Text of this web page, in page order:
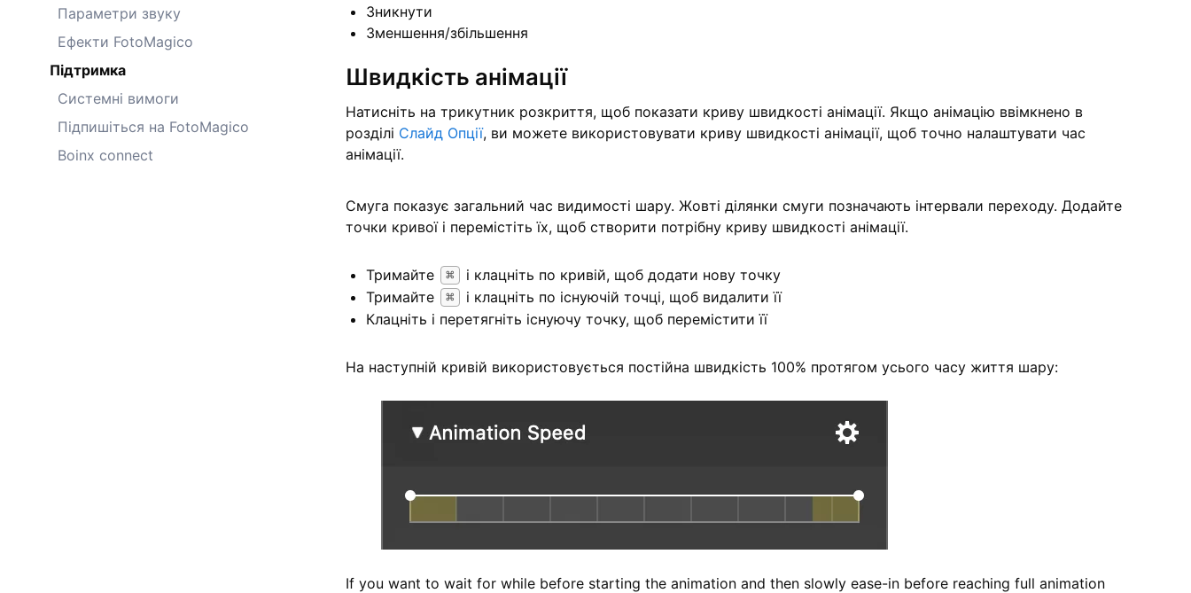
Параметри звуку
Ефекти FotoMagico
Підтримка
Системні вимоги
Підпишіться на FotoMagico
Boinx connect
Зникнути
Зменшення/збільшення
Швидкість анімації
Натисніть на трикутник розкриття, щоб показати криву швидкості анімації. Якщо анімацію ввімкнено в
розділі Слайд Опції, ви можете використовувати криву швидкості анімації, щоб точно налаштувати час
анімації.
Смуга показує загальний час видимості шару. Жовті ділянки смуги позначають інтервали переходу. Додайте
точки кривої і перемістіть їх, щоб створити потрібну криву швидкості анімації.
Тримайте ⌘
і клацніть по кривій, щоб додати нову точку
Тримайте
⌘
і клацніть по існуючій точці, щоб видалити її
Клацніть і перетягніть існуючу точку, щоб перемістити її
На наступній кривій використовується постійна швидкість 100% протягом усього часу життя шару:
If you want to wait for while before starting the animation and then slowly ease-in before reaching full animation